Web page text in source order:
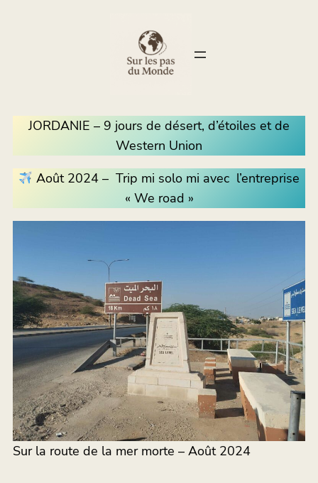
JORDANIE – 9 jours de désert, d’étoiles et de
Western Union
Août 2024 – Trip mi solo mi avec l’entreprise
« We road »
Sur la route de la mer morte – Août 2024